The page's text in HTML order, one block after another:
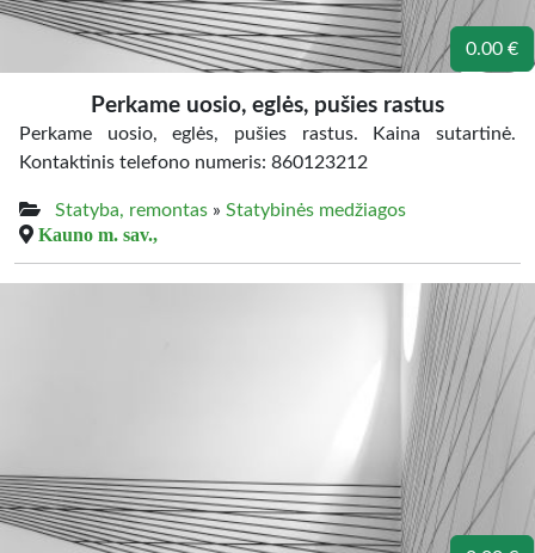
0.00 €
Perkame uosio, eglės, pušies rastus
Perkame uosio, eglės, pušies rastus. Kaina sutartinė.
Kontaktinis telefono numeris: 860123212
Statyba, remontas » Statybinės medžiagos
Kauno m. sav.,